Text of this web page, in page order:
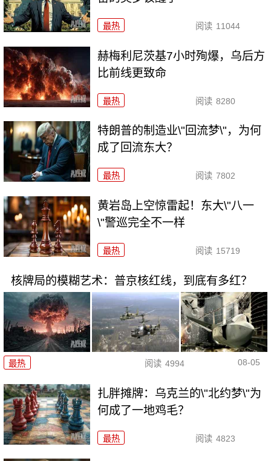
最热 阅读 11044
赫梅利尼茨基7小时殉爆，乌后方
比前线更致命
最热 阅读 8280
特朗普的制造业\"回流梦\"，为何
成了回流东大？
最热 阅读 7802
黄岩岛上空惊雷起！东大\"八一
\"警巡完全不一样
最热 阅读 15719
核牌局的模糊艺术：普京核红线，到底有多红？
最热 阅读 4994 08-05
扎胖摊牌：乌克兰的\"北约梦\"为
何成了一地鸡毛？
最热 阅读 4823